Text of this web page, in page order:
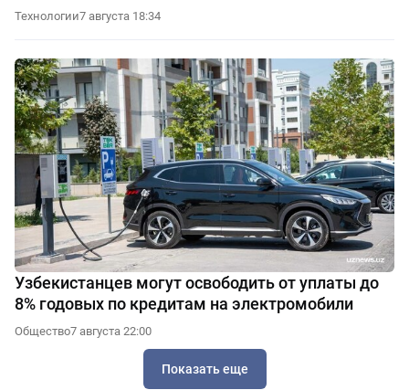
Технологии7 августа 18:34
Узбекистанцев могут освободить от уплаты до
8% годовых по кредитам на электромобили
Общество7 августа 22:00
Показать еще